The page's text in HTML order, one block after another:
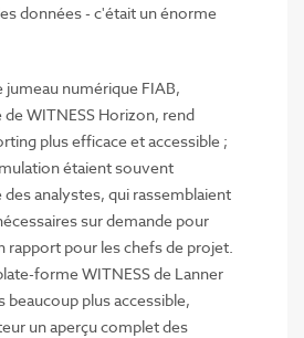
données - c'était un énorme
numérique FIAB,
WITNESS Horizon, rend
plus efficace et accessible ;
étaient souvent
des analystes, qui rassemblaient
sur demande pour
rapport pour les chefs de projet.
forme WITNESS de Lanner
beaucoup plus accessible,
un aperçu complet des